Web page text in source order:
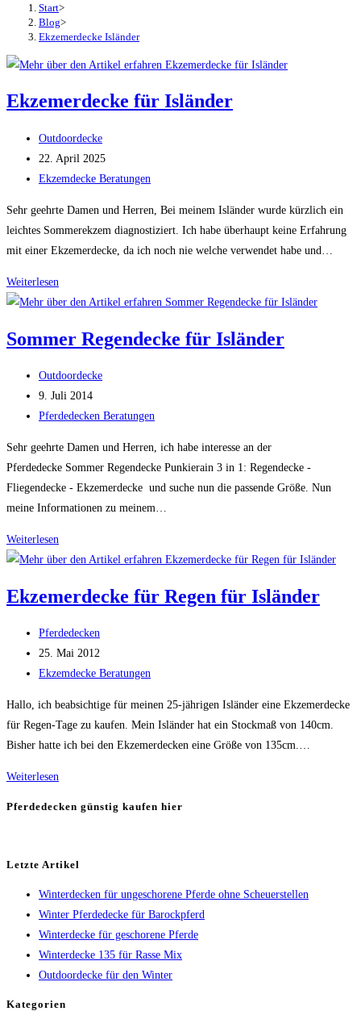
Start>
Blog>
Ekzemerdecke Isländer
Ekzemerdecke für Isländer
Beitrags-
Autor:
Outdoordecke
Beitrag
veröffentlicht:
22. April 2025
Beitrags-
Ekzemdecke Beratungen
Sehr geehrte Damen und Herren, Bei meinem Isländer wurde kürzlich ein
leichtes Sommerekzem diagnostiziert. Ich habe überhaupt keine Erfahrung
mit einer Ekzemerdecke, da ich noch nie welche verwendet habe und…
Weiterlesen
für
Sommer Regendecke für Isländer
Beitrags-
Autor:
Outdoordecke
Beitrag
veröffentlicht:
9. Juli 2014
Beitrags-
Pferdedecken Beratungen
Sehr geehrte Damen und Herren, ich habe interesse an der
Pferdedecke Sommer Regendecke Punkierain 3 in 1: Regendecke -
Fliegendecke - Ekzemerdecke und suche nun die passende Größe. Nun
meine Informationen zu meinem…
Weiterlesen
Regendecke
Isländer
Ekzemerdecke für Regen für Isländer
Beitrags-
Autor:
Pferdedecken
Beitrag
veröffentlicht:
25. Mai 2012
Beitrags-
Ekzemdecke Beratungen
Hallo, ich beabsichtige für meinen 25-jährigen Isländer eine Ekzemerdecke
für Regen-Tage zu kaufen. Mein Isländer hat ein Stockmaß von 140cm.
Bisher hatte ich bei den Ekzemerdecken eine Größe von 135cm.…
Weiterlesen
Regen
Pferdedecken günstig kaufen hier
Letzte Artikel
Winterdecken für ungeschorene Pferde ohne Scheuerstellen
Winter Pferdedecke für Barockpferd
Winterdecke für geschorene Pferde
Winterdecke 135 für Rasse Mix
Outdoordecke für den Winter
Kategorien